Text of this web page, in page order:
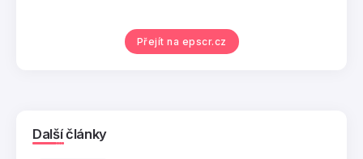
Přejít na epscr.cz
Další články